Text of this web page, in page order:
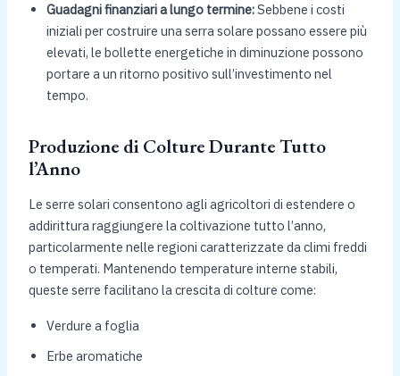
Guadagni finanziari a lungo termine:Sebbene i costi
iniziali per costruire una serra solare possano essere più
elevati, le bollette energetiche in diminuzione possono
portare a un ritorno positivo sull’investimento nel
tempo.
Produzione di Colture Durante Tutto
l’Anno
Le serre solari consentono agli agricoltori di estendere o
addirittura raggiungere la coltivazione tutto l’anno,
particolarmente nelle regioni caratterizzate da climi freddi
o temperati. Mantenendo temperature interne stabili,
queste serre facilitano la crescita di colture come:
Verdure a foglia
Erbe aromatiche